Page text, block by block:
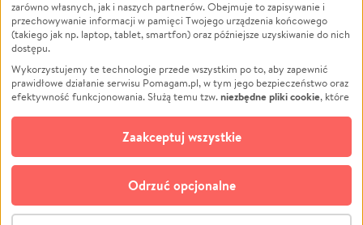
Pożar
Ukraina
Pomoc Finansowa
Projekty
Pogrzeb
Społeczność lokalna
Kultura
Wichura
NGO
Edukacja
Podróż
Impreza
Ochrona środowiska
Biznes
© CROWDING SP. Z O.O.
zarówno własnych, jak i naszych partnerów. Obejmuje to zapisywanie i
przechowywanie informacji w pamięci Twojego urządzenia końcowego
(takiego jak np. laptop, tablet, smartfon) oraz późniejsze uzyskiwanie do nich
dostępu.
Wykorzystujemy te technologie przede wszystkim po to, aby zapewnić
prawidłowe działanie serwisu Pomagam.pl, w tym jego bezpieczeństwo oraz
efektywność funkcjonowania. Służą temu tzw.niezbędne pliki cookie, które
opcjonalnych plików cookie
technologii do celów analitycznych i retargetingowych. Możesz wyrazić
zgodę na ich stosowanie lub jej odmówić. W dowolnym momencie masz
możliwość zmiany swoich preferencji na stronie „Zarządzaj zgodami cookie”,
do której link znajdziesz w stopce serwisu Pomagam.pl. Opcjonalne pliki
cookie wykorzystywane są w następujących celach:
Odrzuć opcjonalne
Zaakceptuj wszystkie